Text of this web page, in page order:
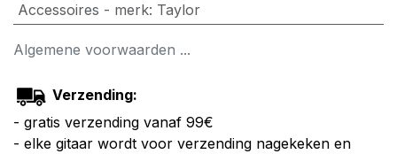
Accessoires - merk: Taylor
Algemene voorwaarden ...
Verzending:
- gratis verzending vanaf 99€
- elke gitaar wordt voor verzending nagekeken en